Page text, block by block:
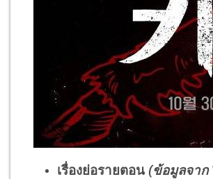
เรื่องย่อรายตอน (ข้อมูลจาก